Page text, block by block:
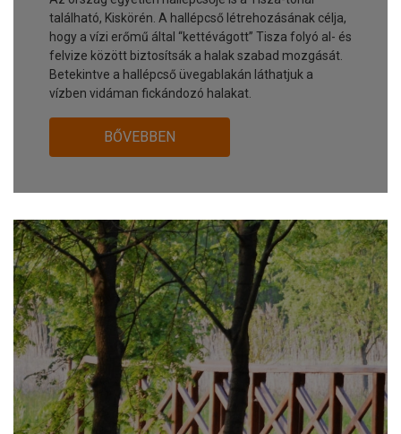
található, Kiskörén. A hallépcső létrehozásának célja,
hogy a vízi erőmű által “kettévágott” Tisza folyó al- és
felvize között biztosítsák a halak szabad mozgását.
Betekintve a hallépcső üvegablakán láthatjuk a
vízben vidáman fickándozó halakat.
BŐVEBBEN